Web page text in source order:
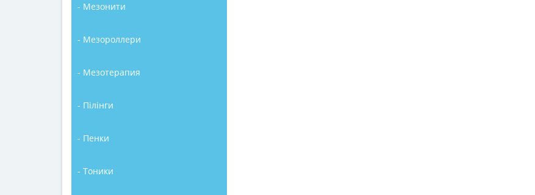
- Мезонити
- Мезороллери
- Мезотерапия
- Пілінги
- Пенки
- Тоники